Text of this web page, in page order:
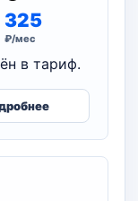
325
₽/мес
в тариф.